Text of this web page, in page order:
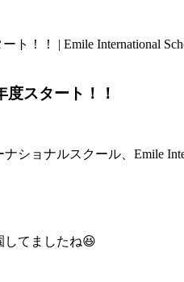
ト！！ | Emile International
スタート！！
ショナルスクール、Emile
してましたね😆